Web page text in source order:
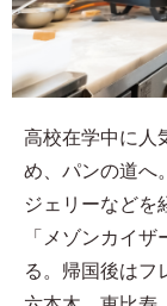
高校在学中に人
め、パンの道へ
ジェリーなどを
「メゾンカイ
る。帰国後はフ